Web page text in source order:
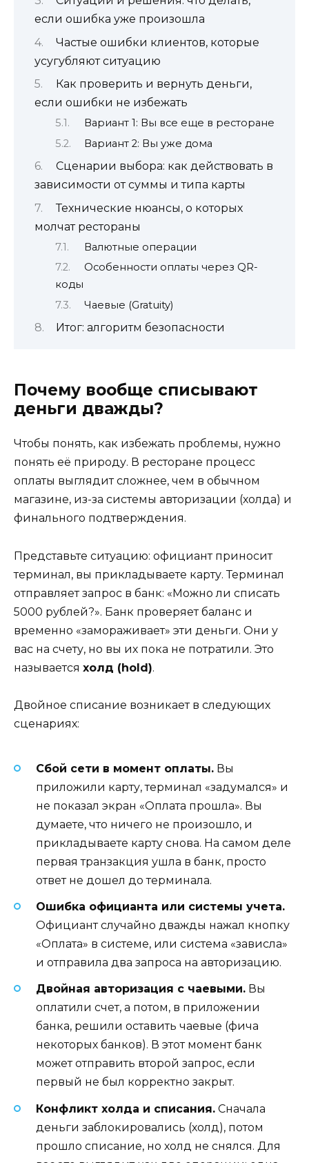
если ошибка уже произошла
Частые ошибки клиентов, которые
усугубляют ситуацию
Как проверить и вернуть деньги,
если ошибки не избежать
Вариант 1: Вы все еще в ресторане
Вариант 2: Вы уже дома
Сценарии выбора: как действовать в
зависимости от суммы и типа карты
Технические нюансы, о которых
молчат рестораны
Валютные операции
Особенности оплаты через QR-
коды
Чаевые (Gratuity)
Итог: алгоритм безопасности
Почему вообще списывают
деньги дважды?
Чтобы понять, как избежать проблемы, нужно
понять её природу. В ресторане процесс
оплаты выглядит сложнее, чем в обычном
магазине, из-за системы авторизации (холда) и
финального подтверждения.
Представьте ситуацию: официант приносит
терминал, вы прикладываете карту. Терминал
отправляет запрос в банк: «Можно ли списать
5000 рублей?». Банк проверяет баланс и
временно «замораживает» эти деньги. Они у
вас на счету, но вы их пока не потратили. Это
называется холд (hold).
Двойное списание возникает в следующих
сценариях:
Сбой сети в момент оплаты. Вы
приложили карту, терминал «задумался» и
не показал экран «Оплата прошла». Вы
думаете, что ничего не произошло, и
прикладываете карту снова. На самом деле
первая транзакция ушла в банк, просто
ответ не дошел до терминала.
Ошибка официанта или системы учета.
Официант случайно дважды нажал кнопку
«Оплата» в системе, или система «зависла»
и отправила два запроса на авторизацию.
Двойная авторизация с чаевыми. Вы
оплатили счет, а потом, в приложении
банка, решили оставить чаевые (фича
некоторых банков). В этот момент банк
может отправить второй запрос, если
первый не был корректно закрыт.
Конфликт холда и списания. Сначала
деньги заблокировались (холд), потом
прошло списание, но холд не снялся. Для